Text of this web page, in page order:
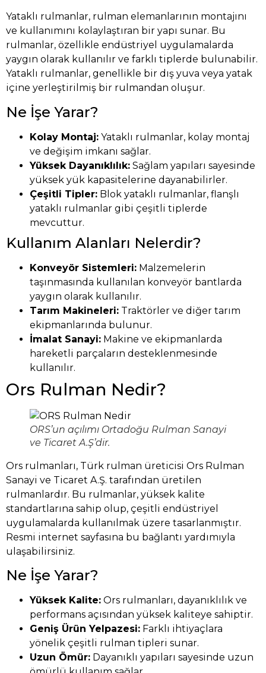
Yataklı rulmanlar, rulman elemanlarının montajını
ve kullanımını kolaylaştıran bir yapı sunar. Bu
rulmanlar, özellikle endüstriyel uygulamalarda
yaygın olarak kullanılır ve farklı tiplerde bulunabilir.
Yataklı rulmanlar, genellikle bir dış yuva veya yatak
içine yerleştirilmiş bir rulmandan oluşur.
Ne İşe Yarar?
Kolay Montaj: Yataklı rulmanlar, kolay montaj
ve değişim imkanı sağlar.
Yüksek Dayanıklılık: Sağlam yapıları sayesinde
yüksek yük kapasitelerine dayanabilirler.
Çeşitli Tipler: Blok yataklı rulmanlar, flanşlı
yataklı rulmanlar gibi çeşitli tiplerde
mevcuttur.
Kullanım Alanları Nelerdir?
Konveyör Sistemleri: Malzemelerin
taşınmasında kullanılan konveyör bantlarda
yaygın olarak kullanılır.
Tarım Makineleri: Traktörler ve diğer tarım
ekipmanlarında bulunur.
İmalat Sanayi: Makine ve ekipmanlarda
hareketli parçaların desteklenmesinde
kullanılır.
Ors Rulman Nedir?
ORS’un açılımı Ortadoğu Rulman Sanayi
ve Ticaret A.Ş’dir.
Ors rulmanları, Türk rulman üreticisi Ors Rulman
Sanayi ve Ticaret A.Ş. tarafından üretilen
rulmanlardır. Bu rulmanlar, yüksek kalite
standartlarına sahip olup, çeşitli endüstriyel
uygulamalarda kullanılmak üzere tasarlanmıştır.
Resmi internet sayfasına bu bağlantı yardımıyla
ulaşabilirsiniz.
Ne İşe Yarar?
Yüksek Kalite: Ors rulmanları, dayanıklılık ve
performans açısından yüksek kaliteye sahiptir.
Geniş Ürün Yelpazesi: Farklı ihtiyaçlara
yönelik çeşitli rulman tipleri sunar.
Uzun Ömür: Dayanıklı yapıları sayesinde uzun